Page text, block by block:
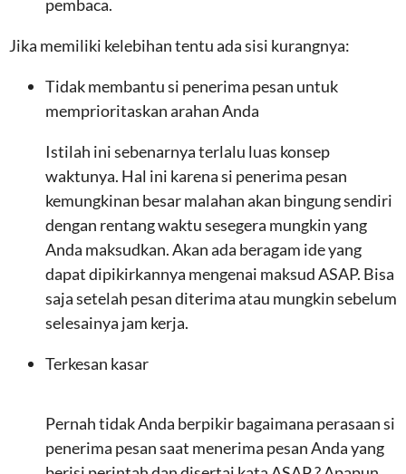
pembaca.
Jika memiliki kelebihan tentu ada sisi kurangnya:
Tidak membantu si penerima pesan untuk
memprioritaskan arahan Anda
Istilah ini sebenarnya terlalu luas konsep
waktunya. Hal ini karena si penerima pesan
kemungkinan besar malahan akan bingung sendiri
dengan rentang waktu sesegera mungkin yang
Anda maksudkan. Akan ada beragam ide yang
dapat dipikirkannya mengenai maksud ASAP. Bisa
saja setelah pesan diterima atau mungkin sebelum
selesainya jam kerja.
Terkesan kasar
Pernah tidak Anda berpikir bagaimana perasaan si
penerima pesan saat menerima pesan Anda yang